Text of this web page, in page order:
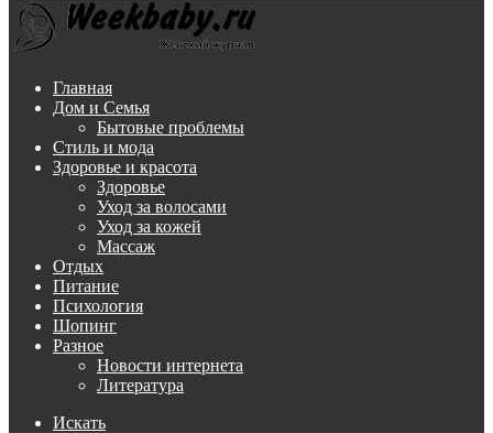
Главная
Дом и Семья
Бытовые проблемы
Стиль и мода
Здоровье и красота
Здоровье
Уход за волосами
Уход за кожей
Массаж
Отдых
Питание
Психология
Шопинг
Разное
Новости интернета
Литература
Искать